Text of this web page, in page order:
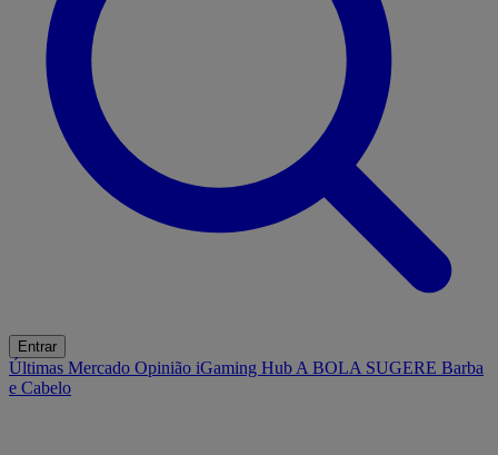
Entrar
Últimas Mercado Opinião iGaming Hub A BOLA SUGERE Barba
e Cabelo